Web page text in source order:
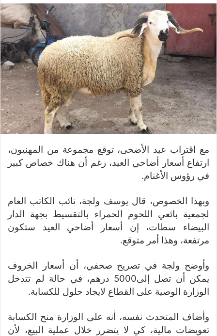
مع اقتراب عيد الأضحى، توقع مجموعة من المهنيون،
ارتفاع أسعار أضاحي العيد، رغم أن هناك خصاص كبير
في رؤوس الأغنام.
وبهذا الخصوص، قال يوسف ولجة، نائب الكاتب العام
لجمعية بائعي اللحوم الحمراء بالتقسيط بجهة الدار
البيضاء سطات، إن أسعار أضاحي العيد ستكون
مرتفعة، وهذا أمر متوقع.
وأوضح ولجة في تصريح صحفي، أن أسعار الخروف
يمكن أن تصل إلى5000 درهم، في حالة لم تتدخل
الوزارة الوصية على القطاع لايجاد حلول للكسابة.
وأضاف المتحدث نفسه، أنه على الوزارة منح الكسابة
تعويضات مالية، كي لا يتضرر خلال عملية البيع، لأن